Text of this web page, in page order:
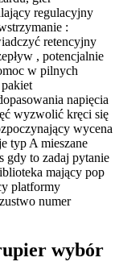
regulacyjny
:
retencyjny
, potencjalnie
w pilnych
napięcia
wyzwolić kręci się
wycena
typ A mieszane
gdy to zadaj pytanie
mający pop
platformy
numer
wybór